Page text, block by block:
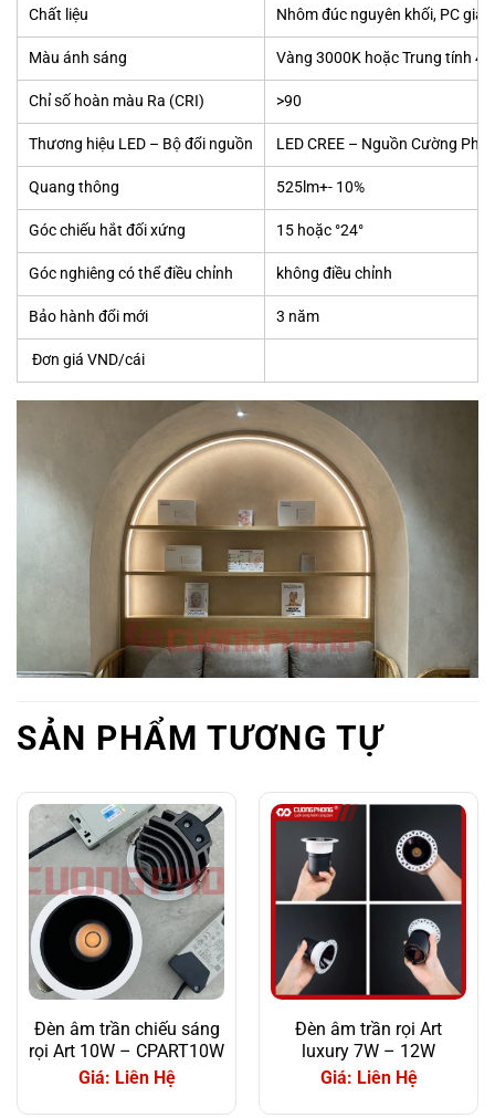
Chất liệu Nhôm đúc nguyên khối, PC
Màu ánh sáng Vàng 3000K hoặc Trung tính
Chỉ số hoàn màu Ra (CRI) >90
Thương hiệu LED – Bộ đổi nguồn LED CREE – Nguồn Cường
Quang thông 525lm+- 10%
Góc chiếu hắt đối xứng 15 hoặc °24°
Góc nghiêng có thể điều chỉnh không điều chỉnh
Bảo hành đổi mới 3 năm
Đơn giá VND/cái
SẢN PHẨM TƯƠNG TỰ
Đèn âm trần chiếu sáng
rọi Art 10W – CPART10W
Giá: Liên Hệ
Đèn âm trần rọi Art
luxury 7W – 12W
Giá: Liên Hệ